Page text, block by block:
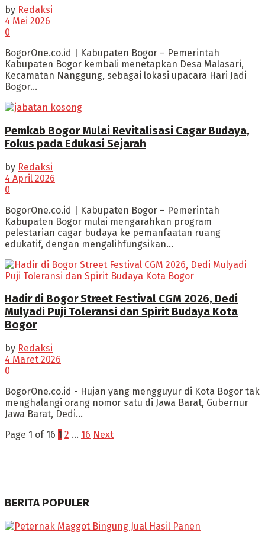
by Redaksi
4 Mei 2026
0
BogorOne.co.id | Kabupaten Bogor – Pemerintah
Kabupaten Bogor kembali menetapkan Desa Malasari,
Kecamatan Nanggung, sebagai lokasi upacara Hari Jadi
Bogor...
Pemkab Bogor Mulai Revitalisasi Cagar Budaya,
Fokus pada Edukasi Sejarah
by Redaksi
4 April 2026
0
BogorOne.co.id | Kabupaten Bogor – Pemerintah
Kabupaten Bogor mulai mengarahkan program
pelestarian cagar budaya ke pemanfaatan ruang
edukatif, dengan mengalihfungsikan...
Hadir di Bogor Street Festival CGM 2026, Dedi
Mulyadi Puji Toleransi dan Spirit Budaya Kota
Bogor
by Redaksi
4 Maret 2026
0
BogorOne.co.id - Hujan yang mengguyur di Kota Bogor tak
menghalangi orang nomor satu di Jawa Barat, Gubernur
Jawa Barat, Dedi...
Page 1 of 16 1 2 … 16 Next
BERITA POPULER